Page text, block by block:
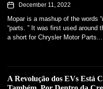
December 11, 2022
Mopar is a mashup of the words
“parts. ” It was first used around
a short for Chrysler Motor Parts...
A Revolução dos EVs Está